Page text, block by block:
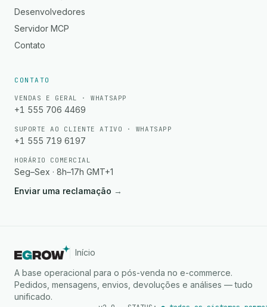
Desenvolvedores
Servidor MCP
Contato
CONTATO
VENDAS E GERAL · WHATSAPP
+1 555 706 4469
SUPORTE AO CLIENTE ATIVO · WHATSAPP
+1 555 719 6197
HORÁRIO COMERCIAL
Seg–Sex · 8h–17h GMT+1
Enviar uma reclamação →
Início
A base operacional para o pós-venda no e-commerce.
Pedidos, mensagens, envios, devoluções e análises — tudo
unificado.